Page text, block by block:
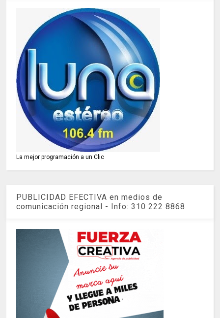
La mejor programación a un Clic
PUBLICIDAD EFECTIVA en medios de
comunicación regional - Info: 310 222 8868